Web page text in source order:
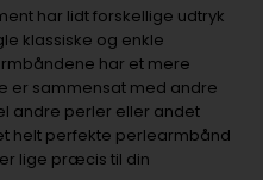
har lidt forskellige udtryk
klassiske og enkle
har et mere
er sammensat med andre
andre perler eller andet
helt perfekte perlearmbånd
lige præcis til din